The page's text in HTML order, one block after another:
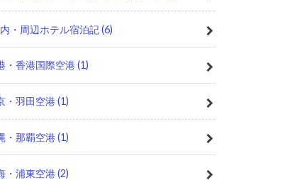
・周辺ホテル宿泊記(6)
・香港国際空港(1)
・羽田空港(1)
・那覇空港(1)
・浦東空港(2)